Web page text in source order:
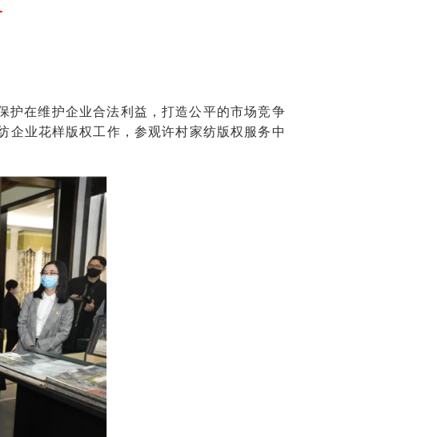
护在维护企业合法利益，打造公平的市场竞争
企业花样版权工作，参观许村家纺版权服务中